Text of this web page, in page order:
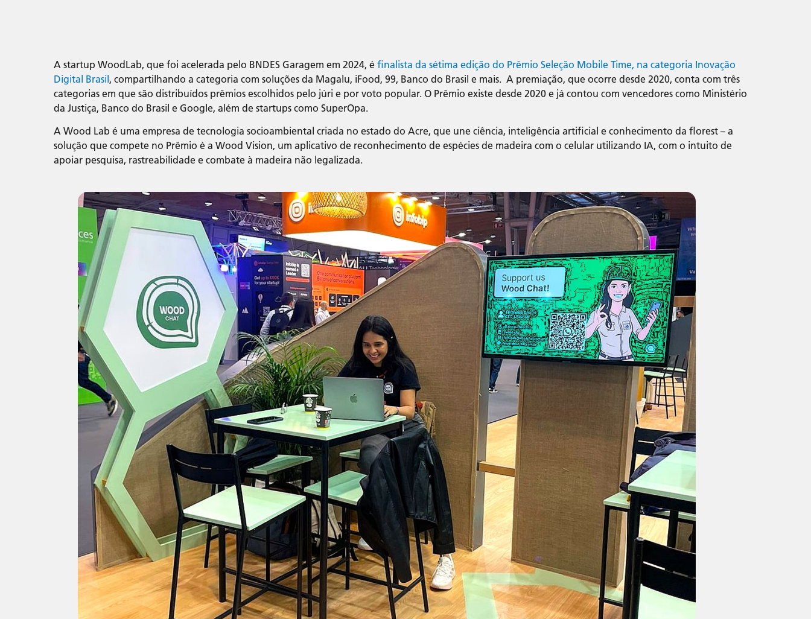
A startup WoodLab, que foi acelerada pelo BNDES Garagem em 2024, é finalista da sétima edição do Prêmio Seleção Mobile Time, na categoria Inovação
Digital Brasil , compartilhando a categoria com soluções da Magalu, iFood, 99, Banco do Brasil e mais. A premiação, que ocorre desde 2020, conta com três
categorias em que são distribuídos prêmios escolhidos pelo júri e por voto popular. O Prêmio existe desde 2020 e já contou com vencedores como Ministério
da Justiça, Banco do Brasil e Google, além de startups como SuperOpa.
A Wood Lab é uma empresa de tecnologia socioambiental criada no estado do Acre, que une ciência, inteligência artificial e conhecimento da florest – a
solução que compete no Prêmio é a Wood Vision, um aplicativo de reconhecimento de espécies de madeira com o celular utilizando IA, com o intuito de
apoiar pesquisa, rastreabilidade e combate à madeira não legalizada.